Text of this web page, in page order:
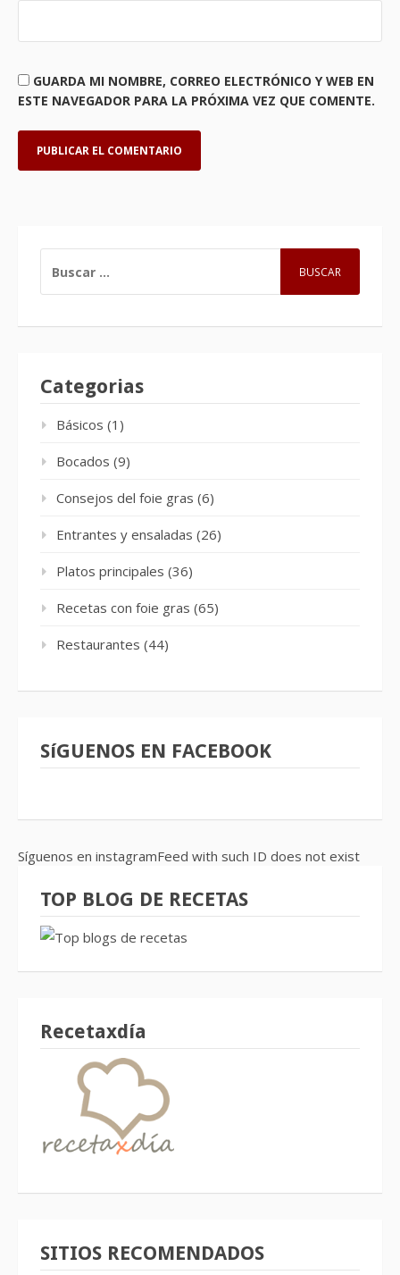
GUARDA MI NOMBRE, CORREO ELECTRÓNICO Y WEB EN
ESTE NAVEGADOR PARA LA PRÓXIMA VEZ QUE COMENTE.
Categorias
Básicos (1)
Bocados (9)
Consejos del foie gras (6)
Entrantes y ensaladas (26)
Platos principales (36)
Recetas con foie gras (65)
Restaurantes (44)
SíGUENOS EN FACEBOOK
Síguenos en instagramFeed with such ID does not exist
TOP BLOG DE RECETAS
Recetaxdía
SITIOS RECOMENDADOS